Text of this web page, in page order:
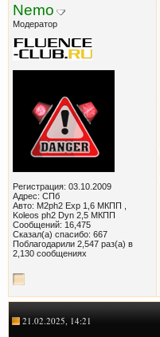
Nemo
Модератор
Регистрация: 03.10.2009
Адрес: СПб
Авто: M2ph2 Exp 1,6 МКПП ,
Koleos ph2 Dyn 2,5 МКПП
Сообщений: 16,475
Сказал(а) спасибо: 667
Поблагодарили 2,547 раз(а) в
2,130 сообщениях
21.02.2025, 14:21